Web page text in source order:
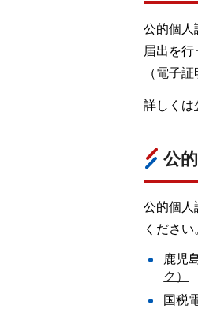
公的個人
届出を
（電子
詳しくは
公
公的個人
ください
鹿児
ク）
国税